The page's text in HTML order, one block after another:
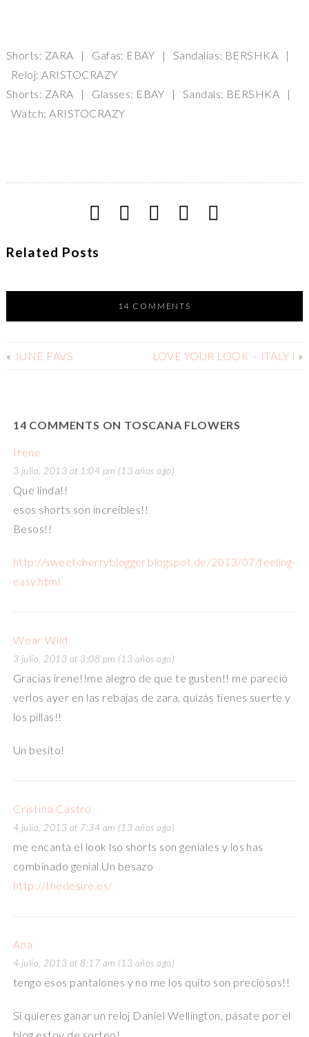
Shorts: ZARA | Gafas: EBAY | Sandalias: BERSHKA |
Reloj: ARISTOCRAZY
Shorts: ZARA | Glasses: EBAY | Sandals: BERSHKA |
Watch: ARISTOCRAZY
Related Posts
14 COMMENTS
« JUNE FAVS LOVE YOUR LOOK – ITALY I »
14 COMMENTS ON TOSCANA FLOWERS
Irene
3 julio, 2013 at 1:04 pm (13 años ago)
Que linda!!
esos shorts son increíbles!!
Besos!!
http://sweetcherryblogger.blogspot.de/2013/07/feeling-
easy.html
Wear Wild
3 julio, 2013 at 3:08 pm (13 años ago)
Gracias irene!!me alegro de que te gusten!! me pareció
verlos ayer en las rebajas de zara, quizás tienes suerte y
los pillas!!
Un besito!
Cristina Castro
4 julio, 2013 at 7:34 am (13 años ago)
me encanta el look lso shorts son geniales y los has
combinado genial.Un besazo
http://thedesire.es/
Ana
4 julio, 2013 at 8:17 am (13 años ago)
tengo esos pantalones y no me los quito son preciosos!!
Si quieres ganar un reloj Daniel Wellington, pásate por el
blog estoy de sorteo!